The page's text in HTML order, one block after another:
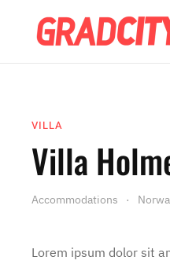
VILLA
Villa
Accommodations
Lorem ipsum dolor sit